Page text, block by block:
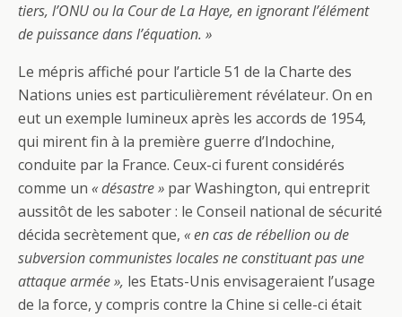
tiers, l’ONU ou la Cour de La Haye, en ignorant l’élément
de puissance dans l’équation. »
Le mépris affiché pour l’article 51 de la Charte des
Nations unies est particulièrement révélateur. On en
eut un exemple lumineux après les accords de 1954,
qui mirent fin à la première guerre d’Indochine,
conduite par la France. Ceux-ci furent considérés
comme un « désastre » par Washington, qui entreprit
aussitôt de les saboter : le Conseil national de sécurité
décida secrètement que, « en cas de rébellion ou de
subversion communistes locales ne constituant pas une
attaque armée », les Etats-Unis envisageraient l’usage
de la force, y compris contre la Chine si celle-ci était